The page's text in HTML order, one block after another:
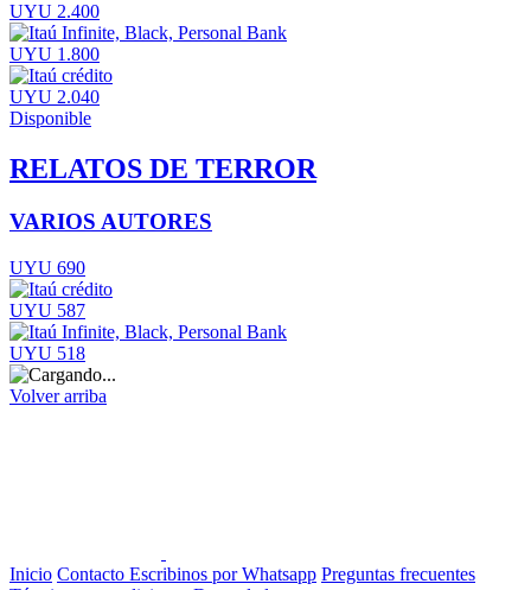
UYU 2.400
UYU 1.800
UYU 2.040
Disponible
RELATOS DE TERROR
VARIOS AUTORES
UYU 690
UYU 587
UYU 518
Volver arriba
Inicio Contacto Escribinos por Whatsapp Preguntas frecuentes